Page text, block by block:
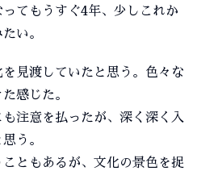
てもうすぐ4年、少しこれか
い。
見渡していたと思う。色々な
感じた。
注意を払ったが、深く深く入
う。
ともあるが、文化の景色を捉